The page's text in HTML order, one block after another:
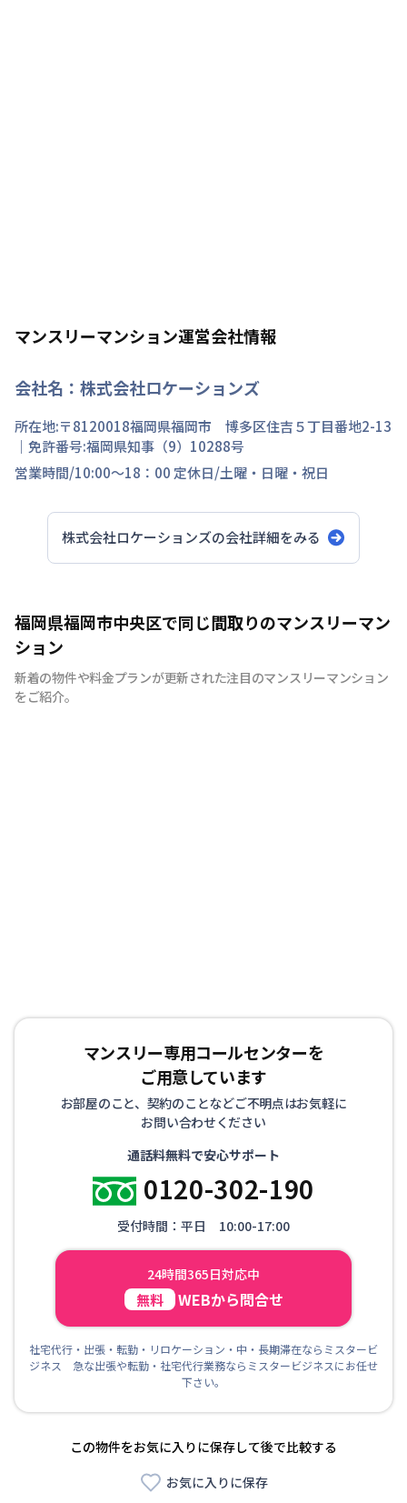
マンスリーマンション運営会社情報
会社名： 株式会社ロケーションズ
所在地:〒8120018福岡県福岡市 博多区住吉５丁目番地2-13
｜免許番号:福岡県知事（9）10288号
営業時間/10:00～18：00 定休日/土曜・日曜・祝日
株式会社ロケーションズの会社詳細をみる
福岡県福岡市中央区で同じ間取りのマンスリーマン
ション
新着の物件や料金プランが更新された注目のマンスリーマンション
をご紹介。
マンスリー専用コールセンターを
ご用意しています
お部屋のこと、契約のことなどご不明点はお気軽に
お問い合わせください
通話料無料で安心サポート
0120-302-190
受付時間：平日 10:00-17:00
24時間365日対応中
無料 WEBから問合せ
社宅代行・出張・転勤・リロケーション・中・長期滞在ならミスタービ
ジネス 急な出張や転勤・社宅代行業務ならミスタービジネスにお任せ
下さい。
この物件をお気に入りに保存して後で比較する
お気に入りに保存